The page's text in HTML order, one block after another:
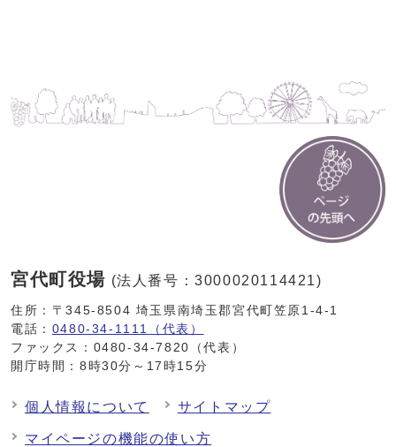
宮代町役場 (法人番号：3000020114421)
住所：〒345-8504 埼玉県南埼玉郡宮代町笠原1-4-1
電話： 0480-34-1111（代表）
ファックス：0480-34-7820（代表）
開庁時間：8時30分～17時15分
個人情報について サイトマップ
マイページの機能の使い方